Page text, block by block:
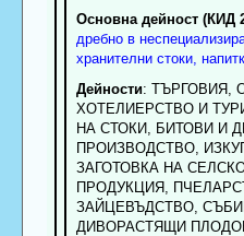
Основна дейност (КИД
дребно в
хранителни стоки,
Дейности: ТЪРГОВИЯ,
ХОТЕЛИЕРСТВО И
НА СТОКИ, БИТОВИ И
ПРОИЗВОДСТВО,
ЗАГОТОВКА НА
ПРОДУКЦИЯ,
ЗАЙЦЕВЪДСТВО,
ДИВОРАСТЯЩИ